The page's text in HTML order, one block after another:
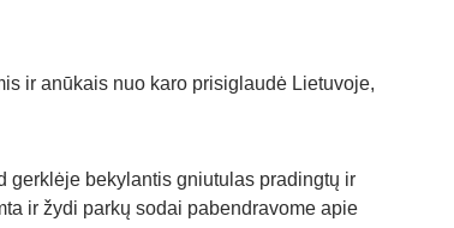
ir anūkais nuo karo prisiglaudė Lietuvoje,
gerklėje bekylantis gniutulas pradingtų ir
ir žydi parkų sodai pabendravome apie